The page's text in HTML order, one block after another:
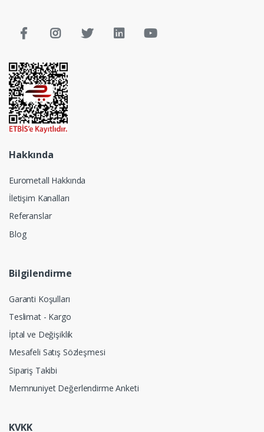
Hakkında
Eurometall Hakkında
İletişim Kanalları
Referanslar
Blog
Bilgilendirme
Garanti Koşulları
Teslimat - Kargo
İptal ve Değişiklik
Mesafeli Satış Sözleşmesi
Sipariş Takibi
Memnuniyet Değerlendirme Anketi
KVKK